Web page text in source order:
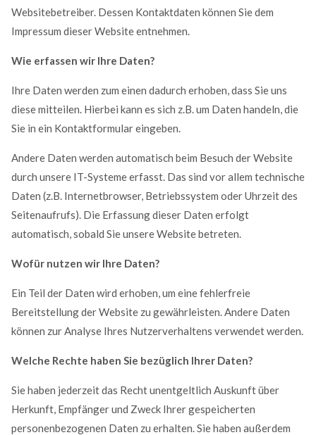
Websitebetreiber. Dessen Kontaktdaten können Sie dem
Impressum dieser Website entnehmen.
Wie erfassen wir Ihre Daten?
Ihre Daten werden zum einen dadurch erhoben, dass Sie uns
diese mitteilen. Hierbei kann es sich z.B. um Daten handeln, die
Sie in ein Kontaktformular eingeben.
Andere Daten werden automatisch beim Besuch der Website
durch unsere IT-Systeme erfasst. Das sind vor allem technische
Daten (z.B. Internetbrowser, Betriebssystem oder Uhrzeit des
Seitenaufrufs). Die Erfassung dieser Daten erfolgt
automatisch, sobald Sie unsere Website betreten.
Wofür nutzen wir Ihre Daten?
Ein Teil der Daten wird erhoben, um eine fehlerfreie
Bereitstellung der Website zu gewährleisten. Andere Daten
können zur Analyse Ihres Nutzerverhaltens verwendet werden.
Welche Rechte haben Sie bezüglich Ihrer Daten?
Sie haben jederzeit das Recht unentgeltlich Auskunft über
Herkunft, Empfänger und Zweck Ihrer gespeicherten
personenbezogenen Daten zu erhalten. Sie haben außerdem